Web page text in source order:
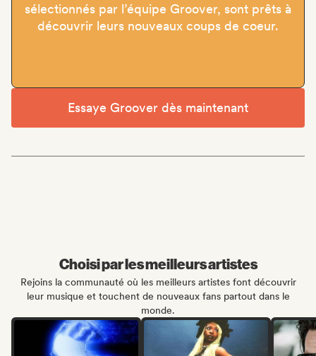
sélectionnés par l’équipe Groover, sont prêts à
découvrir leurs nouveaux coups de coeur.
Essaye Groover dès maintenant
Choisi par les meilleurs artistes
Rejoins la communauté où les meilleurs artistes font découvrir
leur musique et touchent de nouveaux fans partout dans le
monde.